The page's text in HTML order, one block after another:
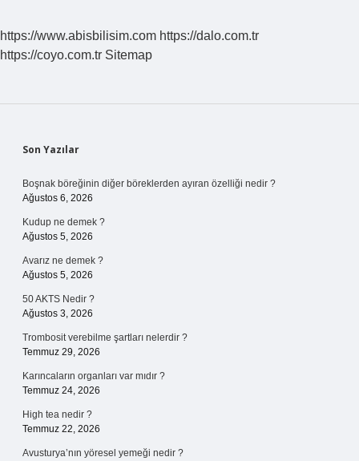
https://www.abisbilisim.com https://dalo.com.tr
https://coyo.com.tr Sitemap
Sidebar
Son Yazılar
Boşnak böreğinin diğer böreklerden ayıran özelliği nedir ?
Ağustos 6, 2026
Kudup ne demek ?
Ağustos 5, 2026
Avarız ne demek ?
Ağustos 5, 2026
50 AKTS Nedir ?
Ağustos 3, 2026
Trombosit verebilme şartları nelerdir ?
Temmuz 29, 2026
Karıncaların organları var mıdır ?
Temmuz 24, 2026
High tea nedir ?
Temmuz 22, 2026
Avusturya’nın yöresel yemeği nedir ?